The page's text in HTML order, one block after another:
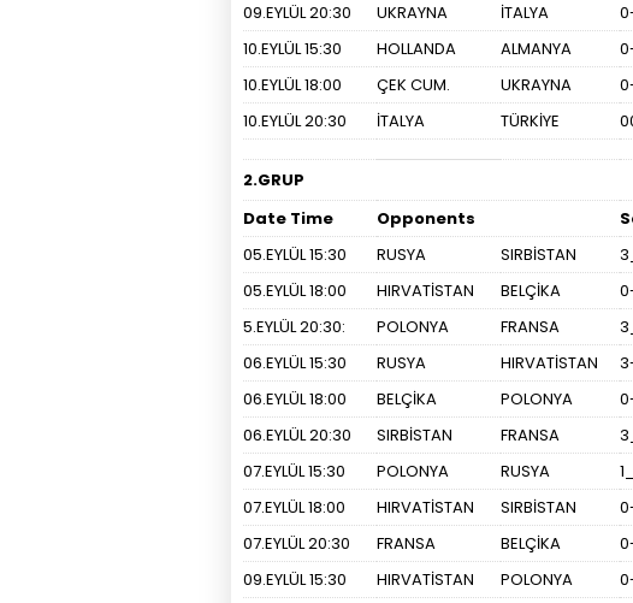
09.EYLÜL 20:30
UKRAYNA İTALYA
10.EYLÜL 15:30
HOLLANDA ALMANYA
10.EYLÜL 18:00
ÇEK CUM. UKRAYNA
10.EYLÜL 20:30
İTALYA TÜRKİYE
2.GRUP
Date Time
Opponents
05.EYLÜL 15:30
RUSYA SIRBİSTAN
05.EYLÜL 18:00
HIRVATİSTAN BELÇİKA
5.EYLÜL 20:30:
POLONYA FRANSA
06.EYLÜL 15:30
RUSYA HIRVATİSTAN
06.EYLÜL 18:00
BELÇİKA POLONYA
06.EYLÜL 20:30
SIRBİSTAN FRANSA
07.EYLÜL 15:30
POLONYA RUSYA
07.EYLÜL 18:00
HIRVATİSTAN SIRBİSTAN
07.EYLÜL 20:30
FRANSA BELÇİKA
09.EYLÜL 15:30
HIRVATİSTAN POLONYA